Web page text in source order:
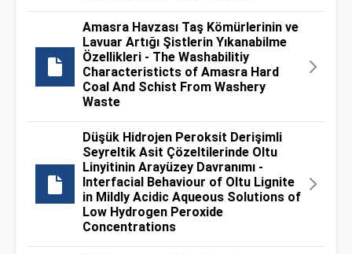
Amasra Havzası Taş Kömürlerinin ve
Lavuar Artığı Şistlerin Yıkanabilme
Özellikleri - The Washabilitiy
Characteristicts of Amasra Hard
Coal And Schist From Washery
Waste
Düşük Hidrojen Peroksit Derişimli
Seyreltik Asit Çözeltilerinde Oltu
Linyitinin Arayüzey Davranımı -
Interfacial Behaviour of Oltu Lignite
in Mildly Acidic Aqueous Solutions of
Low Hydrogen Peroxide
Concentrations